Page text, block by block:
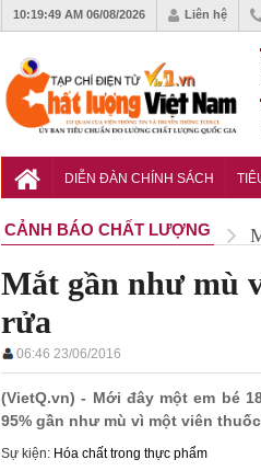
10:19:51 AM 06/08/2026 Liên hệ
DIỄN ĐÀN CHÍNH SÁCH
CẢNH BÁO CHẤT LƯỢNG
Mắt gần như mù
rửa
06:46 23/06/2016
(VietQ.vn) - Mới đây một em bé
95% gần như mù vì một viên
Sự kiện: Hóa chất trong thực phẩm